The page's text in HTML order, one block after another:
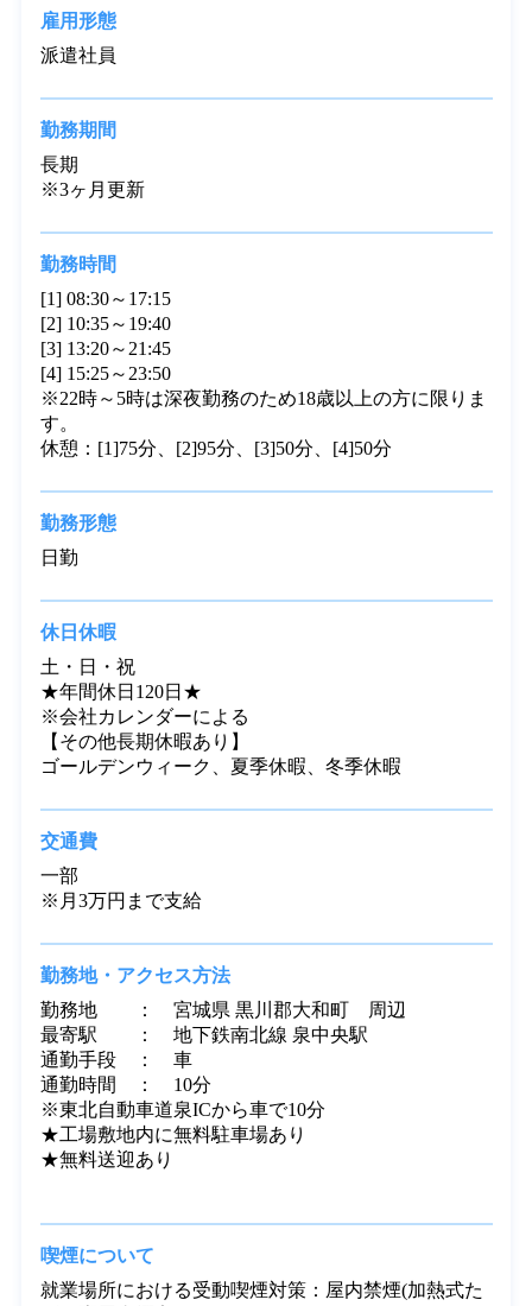
ります☆
案件・求人に関するご相談や登録のみという方もお
気軽にご連絡ください！
雇用形態
派遣社員
長期
※3ヶ月更新
勤務時間
[1] 08:30～17:15
[2] 10:35～19:40
[3] 13:20～21:45
[4] 15:25～23:50
※22時～5時は深夜勤務のため18歳以上の方に限りま
す。
休憩：[1]75分、[2]95分、[3]50分、[4]50分
勤務形態
日勤
休日休暇
土・日・祝
★年間休日120日★
※会社カレンダーによる
【その他長期休暇あり】
ゴールデンウィーク、夏季休暇、冬季休暇
一部
※月3万円まで支給
勤務地・アクセス方法
勤務地　　：　宮城県 黒川郡大和町　周辺
最寄駅　　：　地下鉄南北線 泉中央駅
通勤手段　：　車
※東北自動車道泉ICから車で10分
★工場敷地内に無料駐車場あり